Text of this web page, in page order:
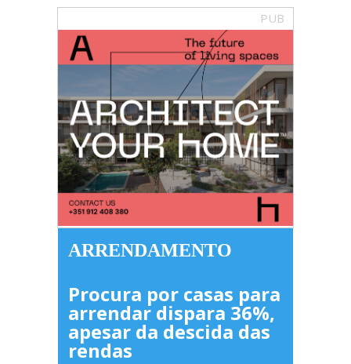
PUB
ARRENDAMENTO
Procura por casas para
arrendar dispara 36%,
apesar da descida das
rendas